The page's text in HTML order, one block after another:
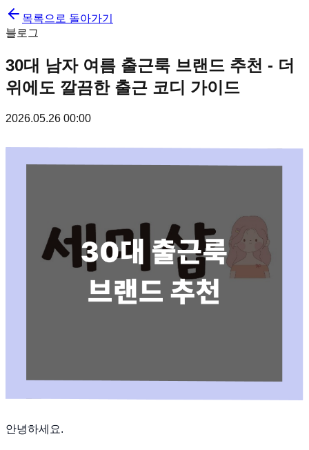
목록으로 돌아가기
블로그
30대 남자 여름 출근룩 브랜드 추천 - 더
위에도 깔끔한 출근 코디 가이드
2026.05.26 00:00
안녕하세요.